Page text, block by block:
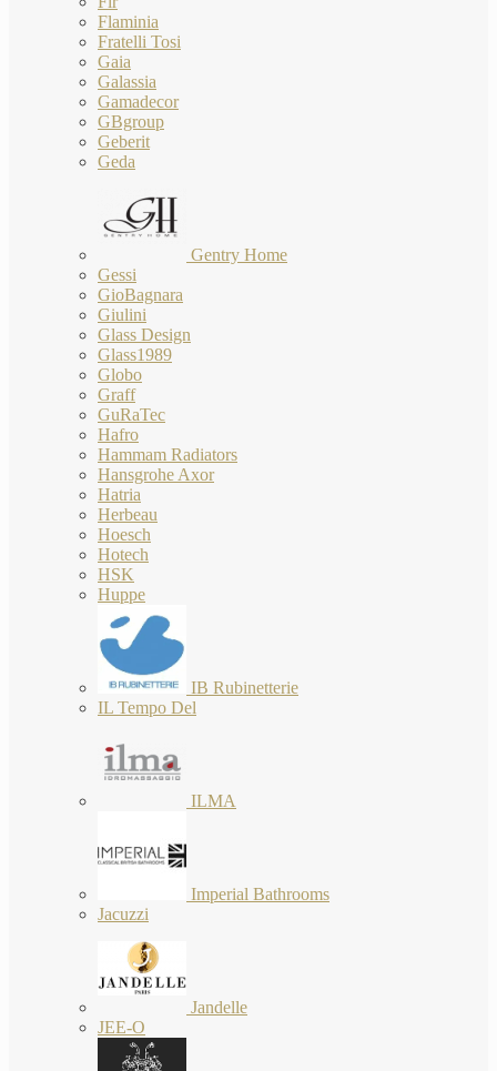
Flaminia
Fratelli Tosi
Gaia
Galassia
Gamadecor
GBgroup
Geberit
Geda
Gentry Home
Gessi
GioBagnara
Giulini
Glass Design
Glass1989
Globo
Graff
GuRaTec
Hafro
Hammam Radiators
Hansgrohe Axor
Hatria
Herbeau
Hoesch
Hotech
HSK
Huppe
IB Rubinetterie
IL Tempo Del
ILMA
Imperial Bathrooms
Jacuzzi
Jandelle
JEE-O